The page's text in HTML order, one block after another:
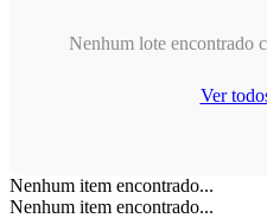
Nenhum lote encontrado
Ver
Nenhum item encontrado...
Nenhum item encontrado...